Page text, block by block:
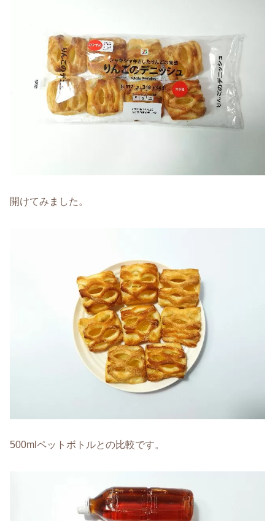
開けてみました。
500mlペットボトルとの比較です。